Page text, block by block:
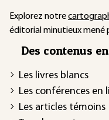
Explorez notre
éditorial minutieux mené
Des contenus
Les livres blancs
Les conférences en
Les articles témoins